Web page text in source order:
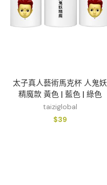
太子真人藝術馬克杯 人鬼妖
精魔款 黃色 | 藍色 | 綠色
taiziglobal
$39